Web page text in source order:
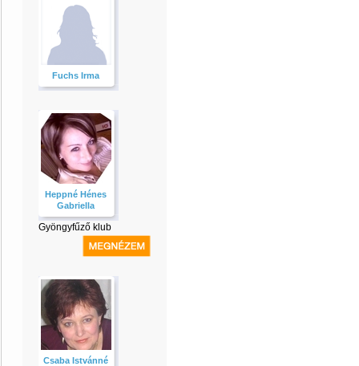
Fuchs Irma
Heppné Hénes
Gabriella
Gyöngyfűző klub
Csaba Istvánné